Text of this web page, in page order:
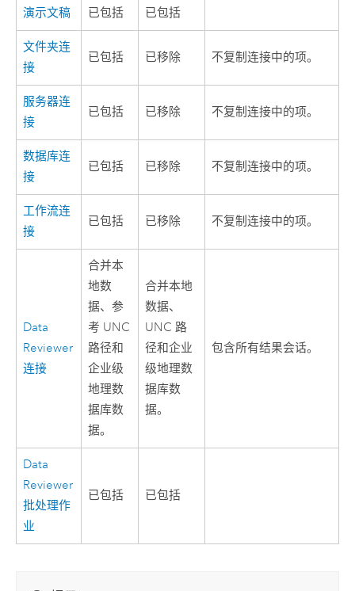
演示文稿 已包括 已包括
文件夹连
接
已包括 已移除 不复制连接中的项。
服务器连
接
已包括 已移除 不复制连接中的项。
数据库连
接
已包括 已移除 不复制连接中的项。
工作流连
接
已包括 已移除 不复制连接中的项。
Data
Reviewer
连接
合并本
地数
据、参
考 UNC
路径和
企业级
地理数
据库数
据。
合并本地
数据、
UNC 路
径和企业
级地理数
据库数
据。
包含所有结果会话。
Data
Reviewer
批处理作
业
已包括 已包括